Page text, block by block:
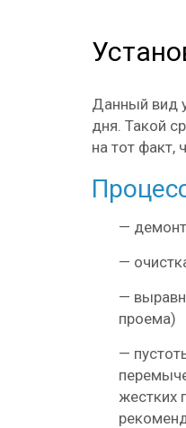
Данный вид
дня. Такой
на тот факт,
—
—
—
проема)
—
жестких